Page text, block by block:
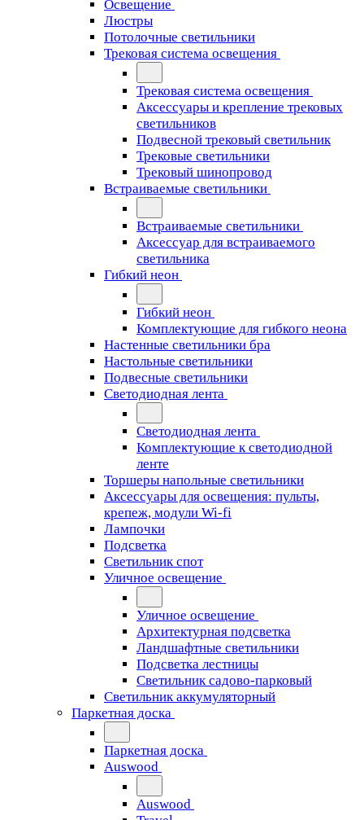
Освещение
Люстры
Потолочные светильники
Трековая система освещения
Трековая система освещения
Аксессуары и крепление трековых
светильников
Подвесной трековый светильник
Трековые светильники
Трековый шинопровод
Встраиваемые светильники
Встраиваемые светильники
Аксессуар для встраиваемого
светильника
Гибкий неон
Гибкий неон
Комплектующие для гибкого неона
Настенные светильники бра
Настольные светильники
Подвесные светильники
Светодиодная лента
Светодиодная лента
Комплектующие к светодиодной
ленте
Торшеры напольные светильники
Аксессуары для освещения: пульты,
крепеж, модули Wi-fi
Лампочки
Подсветка
Светильник спот
Уличное освещение
Уличное освещение
Архитектурная подсветка
Ландшафтные светильники
Подсветка лестницы
Светильник садово-парковый
Светильник аккумуляторный
Паркетная доска
Паркетная доска
Auswood
Auswood